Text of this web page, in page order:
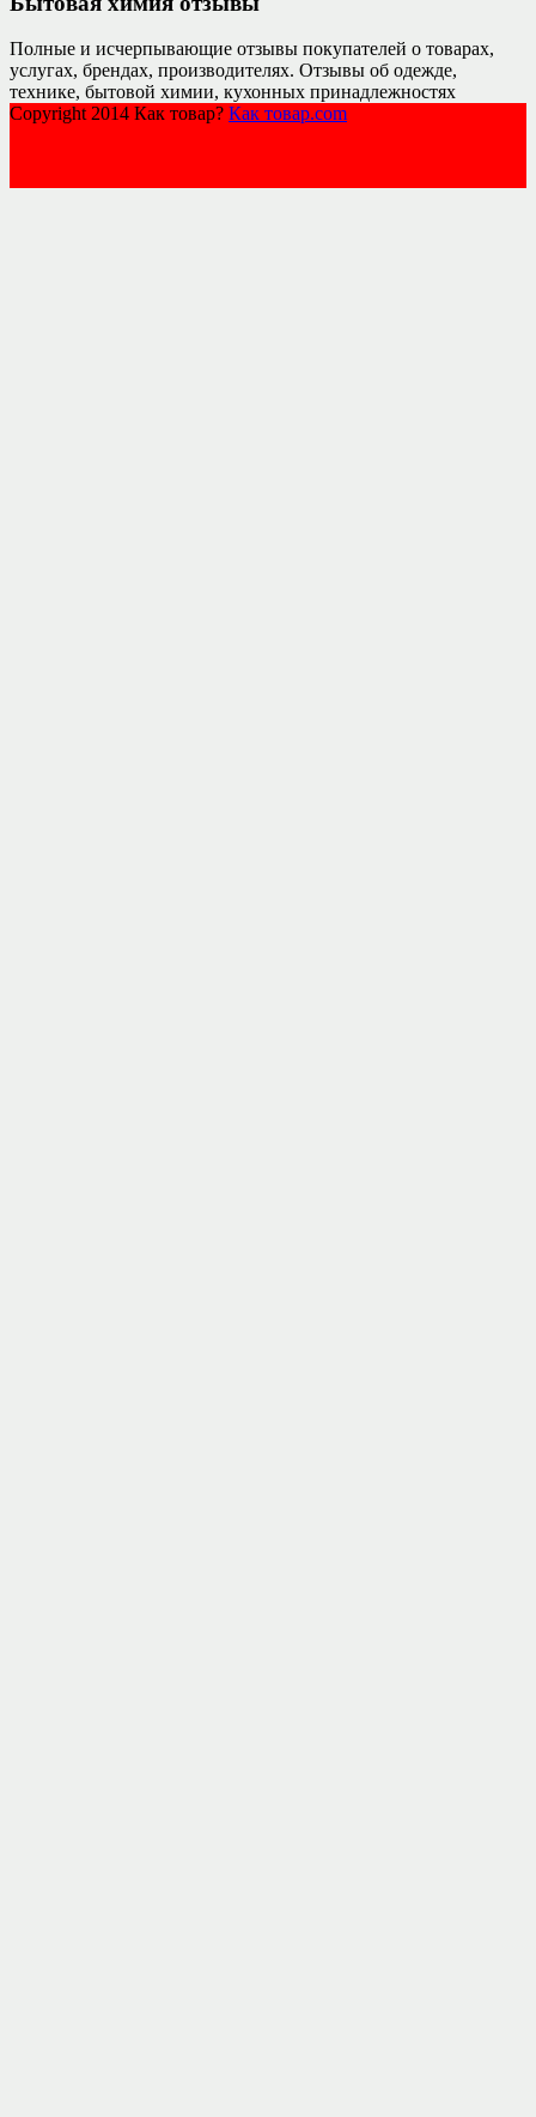
Полные и исчерпывающие отзывы покупателей о товарах,
услугах, брендах, производителях. Отзывы об одежде,
технике, бытовой химии, кухонных принадлежностях
Copyright 2014 Как товар? Как товар.com